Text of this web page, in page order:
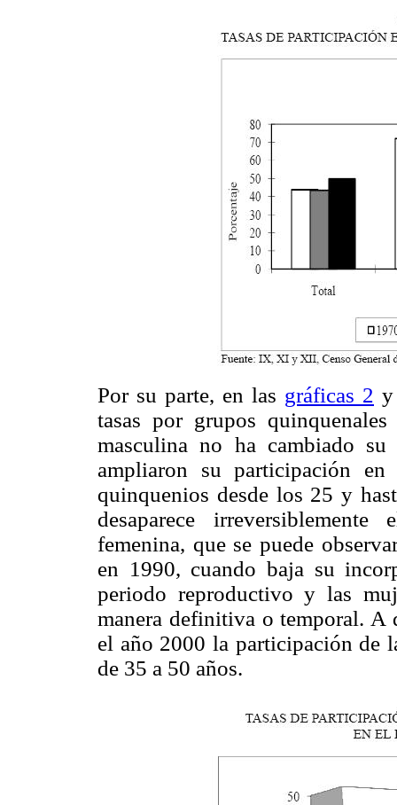
Por su parte, en las gráficas 2
tasas por grupos
masculina no ha cambiado
ampliaron su participación
quinquenios desde los 25 y
desaparece
femenina, que se puede
en 1990, cuando baja su
periodo reproductivo y las
manera definitiva o temporal. A
el año 2000 la participación de
de 35 a 50 años.